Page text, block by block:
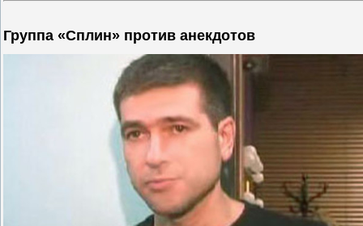
Группа «Сплин» против анекдотов